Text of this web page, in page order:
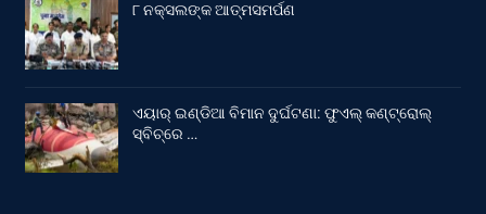
୮ ନକ୍ସଲଙ୍କ ଆତ୍ମସମର୍ପଣ
ଏୟାର୍ ଇଣ୍ଡିଆ ବିମାନ ଦୁର୍ଘଟଣା: ଫୁଏଲ୍‌ କଣ୍ଟ୍ରୋଲ୍‌
ସ୍ବିଚ୍‌ରେ …